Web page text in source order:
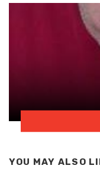
YOU MAY ALSO